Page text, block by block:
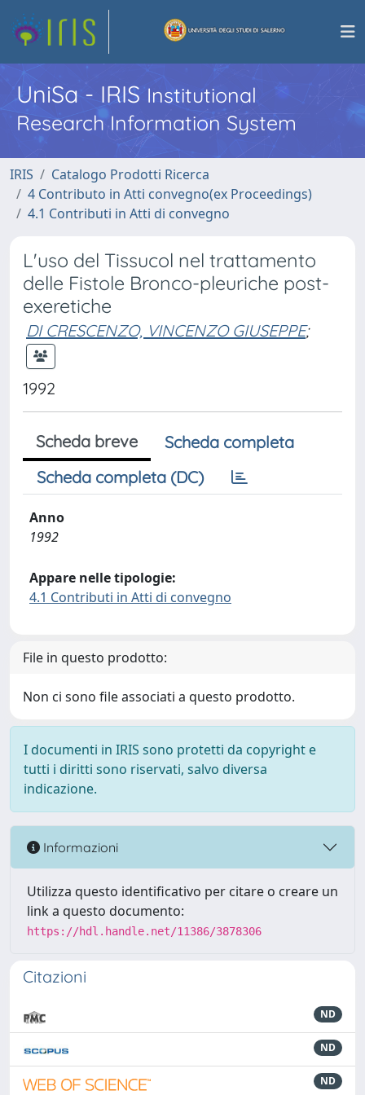
UniSa - IRISInstitutional
Research Information System
IRIS
Catalogo Prodotti Ricerca
4 Contributo in Atti convegno(ex Proceedings)
4.1 Contributi in Atti di convegno
L'uso del Tissucol nel trattamento
delle Fistole Bronco-pleuriche post-
exeretiche
DI CRESCENZO, VINCENZO GIUSEPPE;
1992
Scheda breve
Scheda completa
Scheda completa (DC)
Anno
1992
Appare nelle tipologie:
4.1 Contributi in Atti di convegno
File in questo prodotto:
Non ci sono file associati a questo prodotto.
I documenti in IRIS sono protetti da copyright e
tutti i diritti sono riservati, salvo diversa
indicazione.
Informazioni
Utilizza questo identificativo per citare o creare un
link a questo documento:
https://hdl.handle.net/11386/3878306
Citazioni
ND
ND
ND